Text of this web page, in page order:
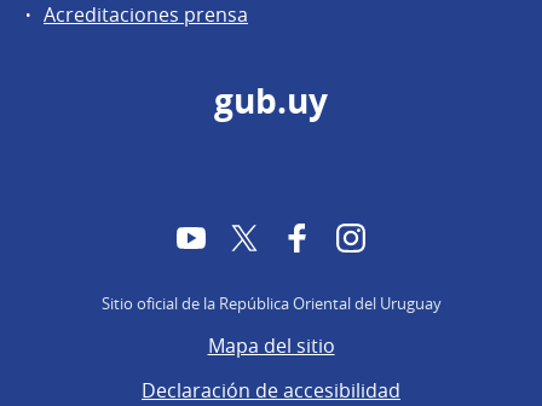
Acreditaciones prensa
gub.uy
YouTubeTwitter FacebookInstagram
Sitio oficial de la República Oriental del Uruguay
Mapa del sitio
Declaración de accesibilidad